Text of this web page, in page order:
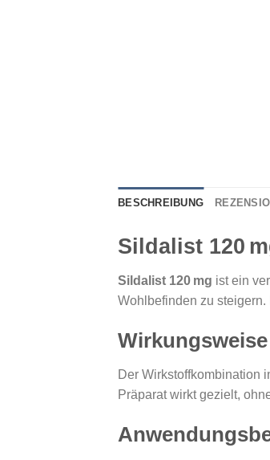
BESCHREIBUNG
Sildalist 120
Sildalist 120 mg ist ein
Wohlbefinden zu
Wirkungsweise
Der Wirkstoffkombination
Präparat wirkt gezielt,